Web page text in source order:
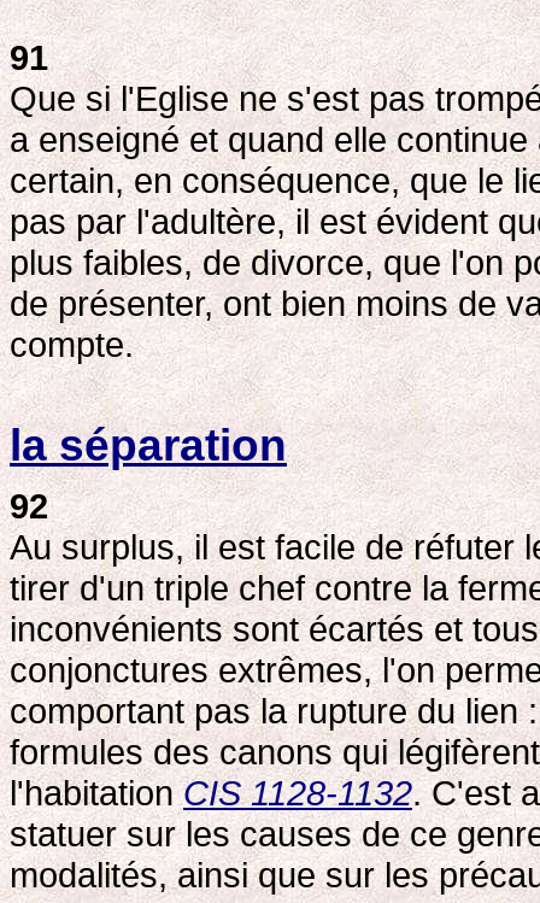
91
Que si l'Eglise ne s'est pas
a enseigné et quand elle
certain, en conséquence, que le
pas par l'adultère, il est évident
plus faibles, de divorce, que l'on
de présenter, ont bien moins de
compte.
la séparation
92
Au surplus, il est facile de réfuter
tirer d'un triple chef contre la
inconvénients sont écartés et
conjonctures extrêmes, l'on
comportant pas la rupture du lien
formules des canons qui
l'habitationCIS 1128-1132. C'est
statuer sur les causes de ce
modalités, ainsi que sur les